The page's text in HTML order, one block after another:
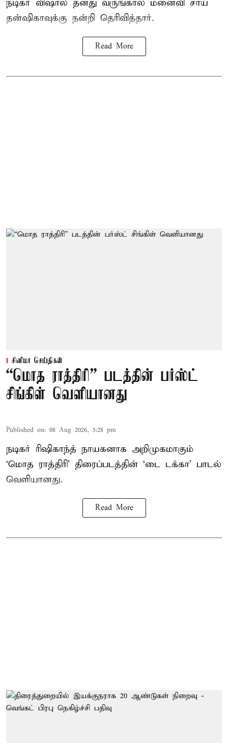
நடிகர் விஷால் தனது வருங்கால மனைவி சாய்
தன்ஷிகாவுக்கு நன்றி தெரிவித்தார்.
Read More
சினிமா செய்திகள்
“மொத ராத்திரி” படத்தின் பர்ஸ்ட்
சிங்கிள் வெளியானது
Published on: 08 Aug 2026, 5:28 pm
நடிகர் ரிஷிகாந்த் நாயகனாக அறிமுகமாகும்
‘மொத ராத்திரி’ திரைப்படத்தின் ‘டை டக்கா’ பாடல்
வெளியானது.
Read More